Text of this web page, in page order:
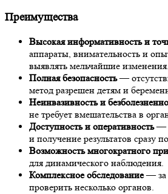
Преимущества
Высокая информативность и
аппараты, внимательность и
выявлять мельчайшие изменения.
Полная безопасность—
метод разрешен детям и
Неинвазивность и
не требует вмешательства в
Доступность и оперативность—
и получение результатов сразу
Возможность многократного
для динамического наблюдения.
Комплексное обследование— за
проверить несколько органов.